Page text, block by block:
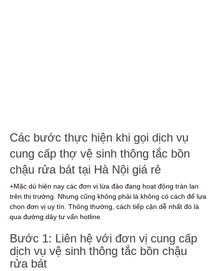
Các bước thực hiện khi gọi dịch vụ
cung cấp thợ vệ sinh thông tắc bồn
chậu rửa bát tại Hà Nội giá rẻ
+Mặc dù hiện nay các đơn vị lừa đảo đang hoạt động tràn lan
trên thị trường. Nhưng cũng không phải là không có cách để lựa
chọn đơn vị uy tín. Thông thường, cách tiếp cận dễ nhất đó là
qua đường dây tư vấn hotline.
Bước 1: Liên hệ với đơn vị cung cấp
dịch vụ vệ sinh thông tắc bồn chậu
rửa bát